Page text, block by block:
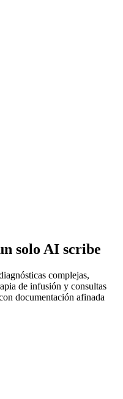
solo AI scribe
complejas,
de infusión y consultas
documentación afinada